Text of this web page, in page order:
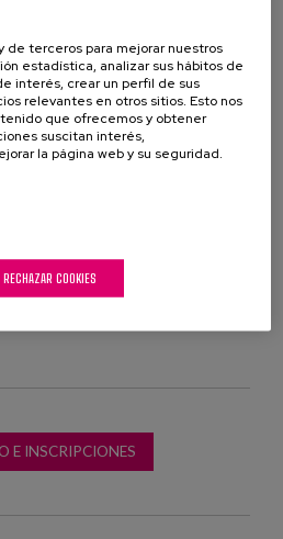
espacios para la
en residencias. Resultados
de Asturias y Gipuzkoa en
agruparán en las siguientes
de cuidados de
de larga duración basados
profesionales;
E INSCRIPCIONES
de terceros para mejorar nuestros
estadística, analizar sus hábitos de
interés, crear un perfil de sus
relevantes en otros sitios. Esto nos
que ofrecemos y obtener
suscitan interés,
la página web y su seguridad.
RECHAZAR COOKIES